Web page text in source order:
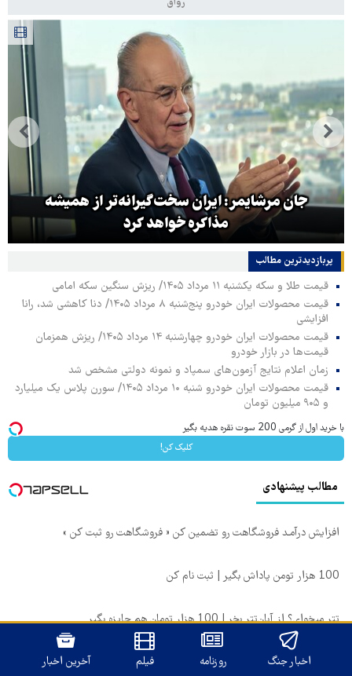
رواق
جان مرشایمر: ایران سخت‌گیرانه‌تر از همیشه
مذاکره خواهد کرد
پربازدیدترین‌ مطالب
قیمت طلا و سکه یکشنبه ۱۱ مرداد ۱۴۰۵/ ریزش سنگین سکه امامی
قیمت محصولات ایران خودرو پنج‌شنبه ۸ مرداد ۱۴۰۵/ دنا کاهشی شد، رانا
افزایشی
قیمت محصولات ایران خودرو چهارشنبه ۱۴ مرداد ۱۴۰۵/ ریزش همزمان
قیمت‌ها در بازار خودرو
زمان اعلام نتایج آزمون‌های سمپاد و نمونه دولتی مشخص شد
قیمت محصولات ایران خودرو شنبه ۱۰ مرداد ۱۴۰۵/ سورن پلاس یک میلیارد
و ۹۰۵ میلیون تومان
با خرید اول از گرمی 200 سوت نقره هدیه بگیر
کلیک کن!
مطالب پیشنهادی
افزایش درآمـد فروشگاهت رو تضمین کن « فروشگاهت رو ثبت کن »
100 هزار تومن پاداش بگیر | ثبت نام کن
تتر میخوای؟ از آبان‌تتر بخر | 100 هزار تومان هم جایزه بگیر
اخبار جنگ روزنامه فیلم آخرین اخبار